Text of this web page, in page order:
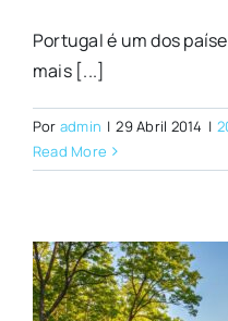
Portugal é um dos
mais [...]
Por admin | 29 Abril 2014 |
Read More